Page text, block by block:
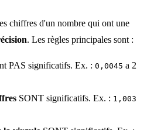
chiffres d'un nombre qui ont une
. Les règles principales sont :
PAS significatifs. Ex. : 0,0045 a 2
SONT significatifs. Ex. : 1,003